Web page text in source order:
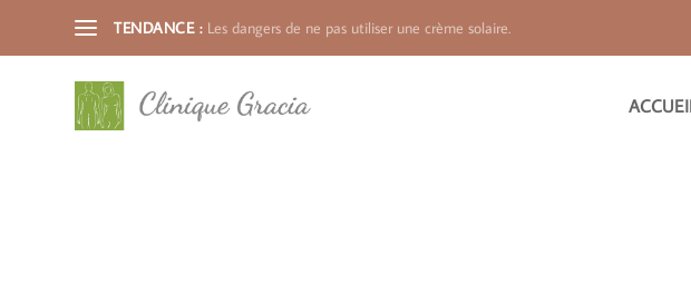
TENDANCE : Les dangers de ne pas utiliser une crème solaire.